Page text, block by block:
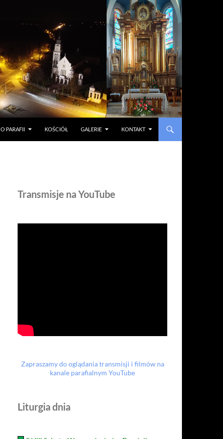
O PARAFII KOŚCIÓŁ GALERIE KONTAKT
Transmisje na YouTube
Zapraszamy do oglądania transmisji i filmów na
kanale parafialnym YouTube
Liturgia dnia